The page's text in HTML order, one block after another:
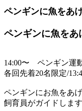
ペンギンに魚をあ
ペンギンに魚をあ
14:00〜 ペンギン運
各回先着20名限定/
ペンギンにお魚をあ
飼育員がガイドします